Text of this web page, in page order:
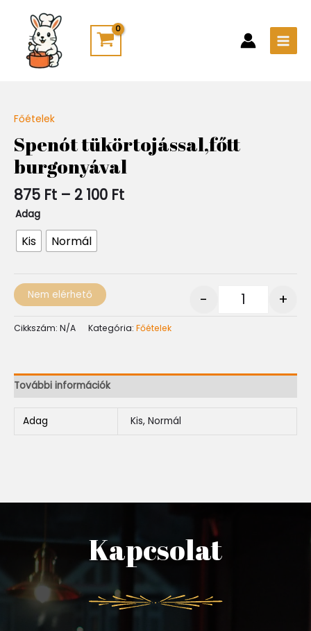
content
Főételek
Spenót tükörtojással,főtt
burgonyával
875 Ft – 2 100 Ft
875 Ft
-
2
100 Ft
Adag
Kis Normál
- +
Nem elérhető
Cikkszám: N/A Kategória: Főételek
További információk
Adag Kis, Normál
Kapcsolat